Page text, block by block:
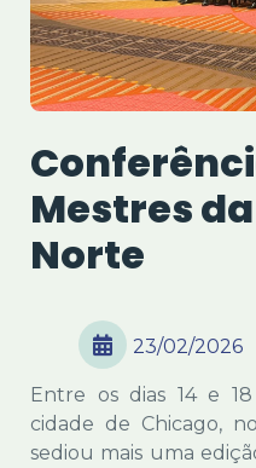
Mestres
Norte
23/02/2026
Entre os dias 14 e
cidade de Chicago,
sediou mais uma